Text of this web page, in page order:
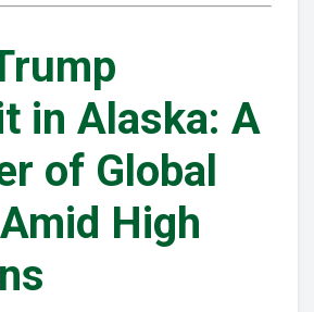
in Alaska: A
of Global
High